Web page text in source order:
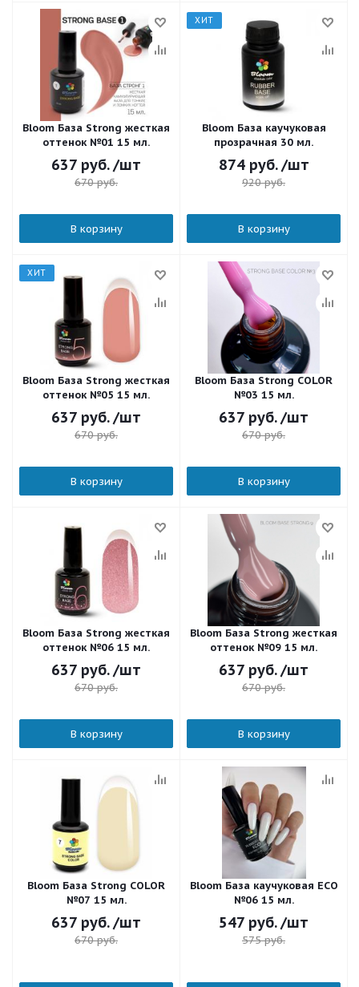
Bloom База Strong жесткая
оттенок №01 15 мл.
637 руб. /шт
670руб.
В корзину
ХИТ
Bloom База каучуковая
прозрачная 30 мл.
874руб. /шт
920руб.
В корзину
ХИТ
Bloom База Strong жесткая
оттенок №05 15 мл.
637 руб. /шт
670руб.
В корзину
Bloom База Strong COLOR
№03 15 мл.
637 руб. /шт
670руб.
В корзину
Bloom База Strong жесткая
оттенок №06 15 мл.
637 руб. /шт
670руб.
В корзину
Bloom База Strong жесткая
оттенок №09 15 мл.
637 руб. /шт
670руб.
В корзину
Bloom База Strong COLOR
№07 15 мл.
637 руб. /шт
670руб.
Bloom База каучуковая ECO
№06 15 мл.
547 руб. /шт
575руб.